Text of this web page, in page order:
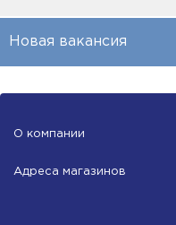
Новая вакансия
О компании
Адреса магазинов